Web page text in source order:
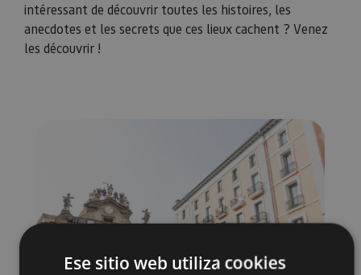
intéressant de découvrir toutes les histoires, les
anecdotes et les secrets que ces lieux cachent ? Venez
les découvrir !
Ese sitio web utiliza cookies